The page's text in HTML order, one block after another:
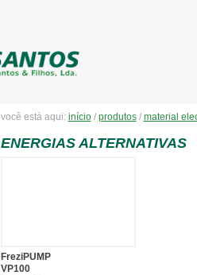
você está aqui: início/ produtos/ material
ENERGIAS ALTERNATIVAS
FreziPUMP
VP100